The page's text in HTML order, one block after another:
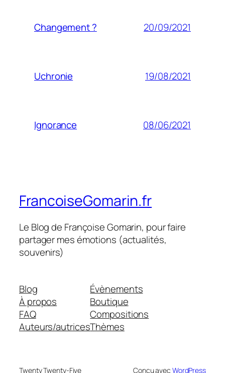
Changement ? 20/09/2021
Uchronie 19/08/2021
Ignorance 08/06/2021
FrancoiseGomarin.fr
Le Blog de Françoise Gomarin, pour faire
partager mes émotions (actualités,
souvenirs)
Blog
À propos
FAQ
Auteurs/autrices
Évènements
Boutique
Compositions
Thèmes
Twenty Twenty-Five Conçu avec WordPress